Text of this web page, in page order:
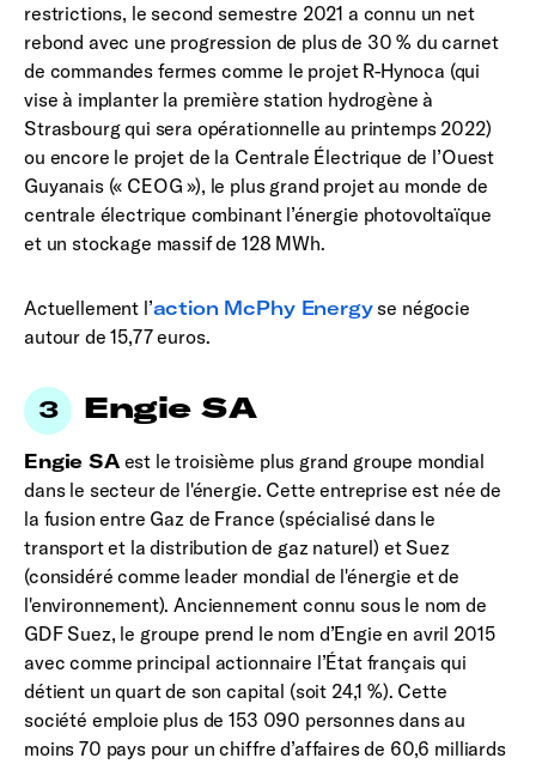
restrictions, le second semestre 2021 a connu un net
rebond avec une progression de plus de 30 % du carnet
de commandes fermes comme le projet R-Hynoca (qui
vise à implanter la première station hydrogène à
Strasbourg qui sera opérationnelle au printemps 2022)
ou encore le projet de la Centrale Électrique de l’Ouest
Guyanais (« CEOG »), le plus grand projet au monde de
centrale électrique combinant l’énergie photovoltaïque
et un stockage massif de 128 MWh.
Actuellement l’action McPhy Energyse négocie
autour de 15,77 euros.
Engie SA
Engie SAest le troisième plus grand groupe mondial
dans le secteur de l'énergie. Cette entreprise est née de
la fusion entre Gaz de France (spécialisé dans le
transport et la distribution de gaz naturel) et Suez
(considéré comme leader mondial de l'énergie et de
l'environnement). Anciennement connu sous le nom de
GDF Suez, le groupe prend le nom d’Engie en avril 2015
avec comme principal actionnaire l’État français qui
détient un quart de son capital (soit 24,1 %). Cette
société emploie plus de 153 090 personnes dans au
moins 70 pays pour un chiffre d’affaires de 60,6 milliards